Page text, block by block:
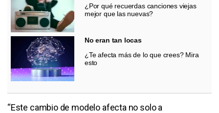
¿Por qué recuerdas canciones viejas
mejor que las nuevas?
No eran tan locas
¿Te afecta más de lo que crees? Mira
esto
“Este cambio de modelo afecta no solo a